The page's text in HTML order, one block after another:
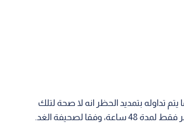
يتم تداوله بتمديد الحظر انه لا صحة لتلك
وفقا لصحيفة الغد.